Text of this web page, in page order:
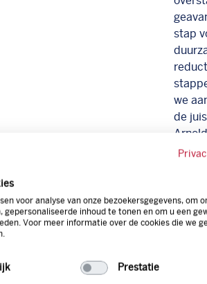
stap
we
de
VARO.
de
CO2-
wordt
en
door
voor analyse van onze bezoekersgegevens, om
inhoud te tonen en om u een
Voor meer informatie over de cookies die we
Prestatie